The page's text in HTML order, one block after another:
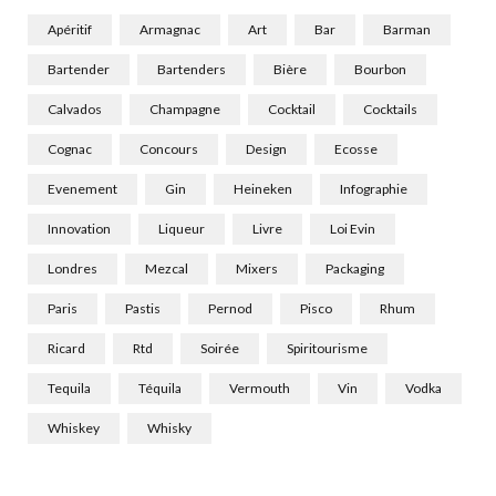
Apéritif Armagnac Art Bar Barman
Bartender Bartenders Bière Bourbon
Calvados Champagne Cocktail Cocktails
Cognac Concours Design Ecosse
Evenement Gin Heineken Infographie
Innovation Liqueur Livre Loi Evin
Londres Mezcal Mixers Packaging
Paris Pastis Pernod Pisco Rhum
Ricard Rtd Soirée Spiritourisme
Tequila Téquila Vermouth Vin Vodka
Whiskey Whisky